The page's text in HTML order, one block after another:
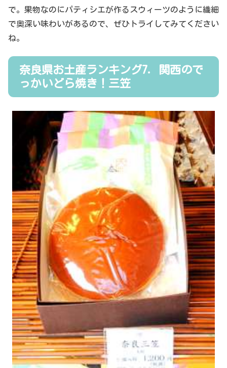
で。果物なのにパティシエが作るスウィーツのように繊細
で奥深い味わいがあるので、ぜひトライしてみてください
ね。
奈良県お土産ランキング7．関西ので
っかいどら焼き！三笠